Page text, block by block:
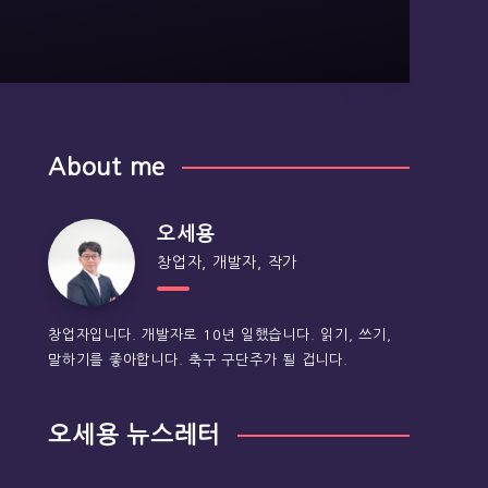
About me
오세용
창업자, 개발자, 작가
창업자입니다. 개발자로 10년 일했습니다. 읽기, 쓰기,
말하기를 좋아합니다. 축구 구단주가 될 겁니다.
오세용 뉴스레터